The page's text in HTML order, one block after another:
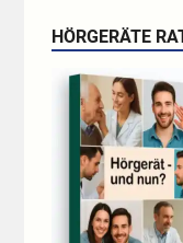
HÖRGERÄTE